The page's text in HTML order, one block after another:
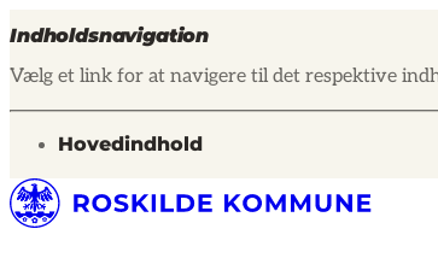
Indholdsnavigation
Vælg et link for at navigere til det respektive
gå til
Hovedindhold